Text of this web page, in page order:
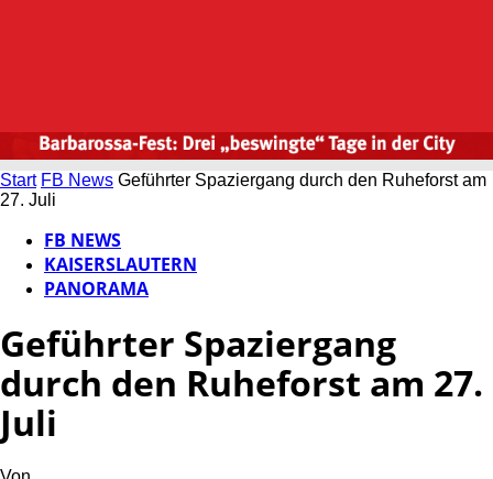
Start FB News Geführter Spaziergang durch den Ruheforst am
27. Juli
FB NEWS
KAISERSLAUTERN
PANORAMA
Geführter Spaziergang
durch den Ruheforst am 27.
Juli